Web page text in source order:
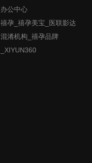
办公中心
禧孕_禧孕美宝_医联影达
混淆机构_禧孕品牌
_XIYUN360